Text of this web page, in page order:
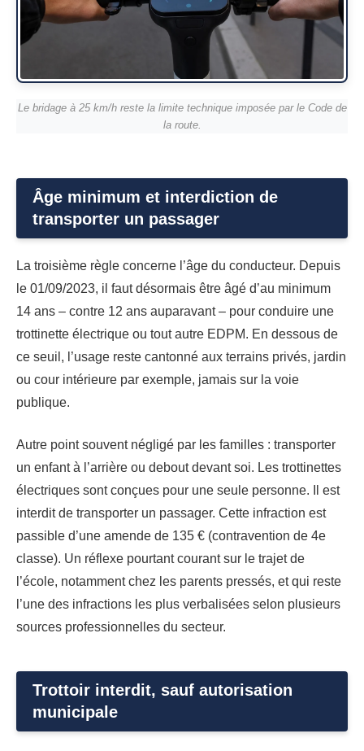
Le bridage à 25 km/h reste la limite technique imposée par le Code de
la route.
Âge minimum et interdiction de
transporter un passager
La troisième règle concerne l’âge du conducteur. Depuis
le 01/09/2023, il faut désormais être âgé d’au minimum
14 ans – contre 12 ans auparavant – pour conduire une
trottinette électrique ou tout autre EDPM. En dessous de
ce seuil, l’usage reste cantonné aux terrains privés, jardin
ou cour intérieure par exemple, jamais sur la voie
publique.
Autre point souvent négligé par les familles : transporter
un enfant à l’arrière ou debout devant soi. Les trottinettes
électriques sont conçues pour une seule personne. Il est
interdit de transporter un passager. Cette infraction est
passible d’une amende de 135 € (contravention de 4e
classe). Un réflexe pourtant courant sur le trajet de
l’école, notamment chez les parents pressés, et qui reste
l’une des infractions les plus verbalisées selon plusieurs
sources professionnelles du secteur.
Trottoir interdit, sauf autorisation
municipale